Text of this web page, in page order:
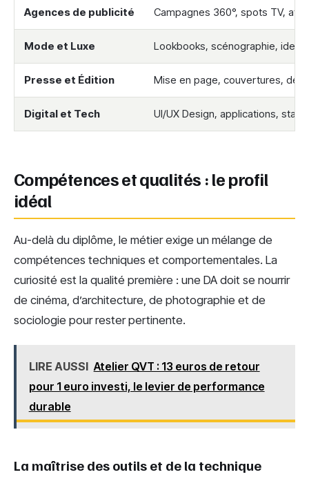
Agences de publicité Campagnes 360°, spots TV,
Mode et Luxe Lookbooks, scénographie,
Presse et Édition Mise en page, couvertures,
Digital et Tech UI/UX Design, applications,
Compétences et qualités : le profil
idéal
Au-delà du diplôme, le métier exige un mélange de
compétences techniques et comportementales. La
curiosité est la qualité première : une DA doit se nourrir
de cinéma, d’architecture, de photographie et de
sociologie pour rester pertinente.
LIRE AUSSI Atelier QVT : 13 euros de retour
pour 1 euro investi, le levier de performance
durable
La maîtrise des outils et de la technique